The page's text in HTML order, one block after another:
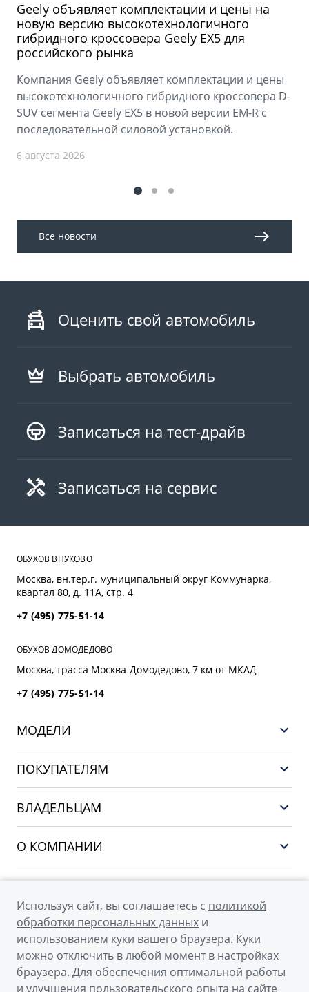
Geely объявляет комплектации и цены на
новую версию высокотехнологичного
гибридного кроссовера Geely EX5 для
российского рынка
Компания Geely объявляет комплектации и цены
высокотехнологичного гибридного кроссовера D-
SUV сегмента Geely EX5 в новой версии EM-R с
последовательной силовой установкой.
6 августа 2026
Все новости
Оценить свой автомобиль
Выбрать автомобиль
Записаться на тест-драйв
Записаться на сервис
ОБУХОВ ВНУКОВО
Москва, вн.тер.г. муниципальный округ Коммунарка,
квартал 80, д. 11А, стр. 4
+7 (495) 775-51-14
ОБУХОВ ДОМОДЕДОВО
Москва, трасса Mосква-Домодедово, 7 км от МКАД
+7 (495) 775-51-14
МОДЕЛИ
CITYRAY
ATLAS
OKAVANGO
MONJARO
Архивные модели
ПОКУПАТЕЛЯМ
ВЛАДЕЛЬЦАМ
О КОМПАНИИ
Новости
Наша команда
Правовая информация
Мы в соцсетях
Используя сайт, вы соглашаетесь с политикой
обработки персональных данных и
использованием куки вашего браузера. Куки
можно отключить в любой момент в настройках
браузера. Для обеспечения оптимальной работы
и улучшения пользовательского опыта на сайте